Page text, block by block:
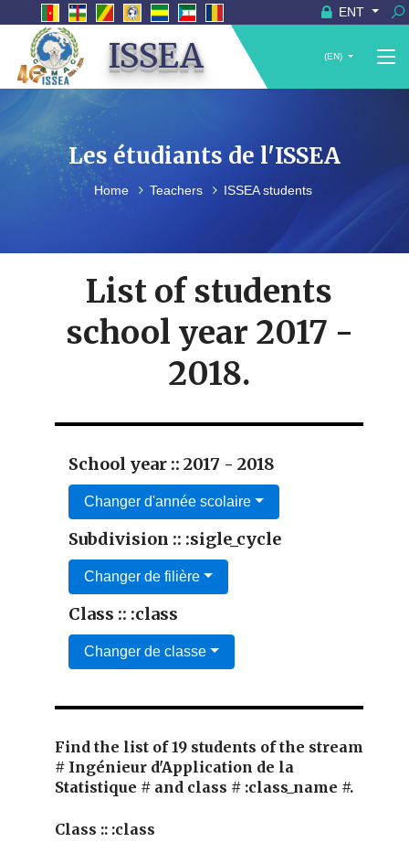
ENT
ISSEA (EN)
Les étudiants de l'ISSEA
Home Teachers ISSEA students
List of students
school year 2017 -
2018.
School year :: 2017 - 2018
Changer d'année scolaire
Subdivision :: :sigle_cycle
Changer de filière
Class :: :class
Changer de classe
Find the list of 19 students of the stream
# Ingénieur d'Application de la
Statistique # and class # :class_name #.
Class :: :class